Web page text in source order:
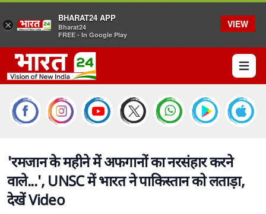
Open
'रमजान के महीने में अफगानों का नरसंहार करने
वाले...', UNSC में भारत ने पाकिस्तान को लताड़ा,
देखें Video
×
BHARAT24 APP
Bharat24
FREE - In Google Play
VIEW